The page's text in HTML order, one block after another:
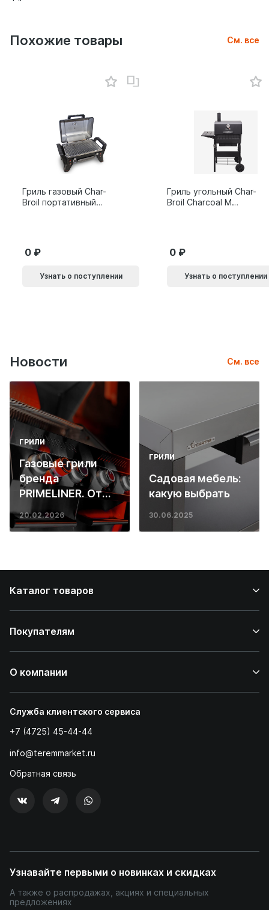
Похожие товары См. все
Гриль газовый Char-
Broil портативный
0
Узнать о поступлении
Гриль угольный Char-
Broil Charcoal M
0
Узнать о поступлении
Новости См. все
ГРИЛИ
Газовые грили
бренда
PRIMELINER. От
основ инженерии
до ресторанных
20.02.2026
ГРИЛИ
Садовая мебель:
какую выбрать
30.06.2025
Каталог товаров
Покупателям
О компании
Служба клиентского сервиса
+7 (4725) 45-44-44
info@teremmarket.ru
Обратная связь
Узнавайте первыми о новинках и скидках
А также о распродажах, акциях и специальных
предложениях